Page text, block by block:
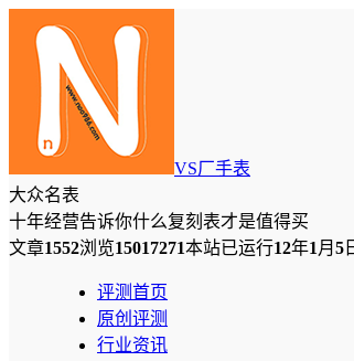
VS厂手表
大众名表
十年经营告诉你什么复刻表才是值得买
文章1552浏览15017271本站已运行12年1 月 5
评测首页
原创评测
行业资讯